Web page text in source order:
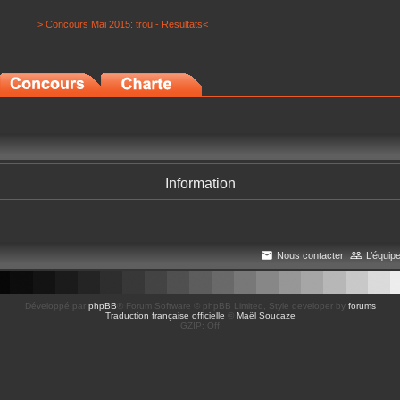
> Concours Mai 2015: trou - Resultats<
Information
L’équipe
Nous contacter
Développé par phpBB ® Forum Software © phpBB Limited , Style developer by forums
Traduction française officielle
Maël Soucaze
GZIP: Off